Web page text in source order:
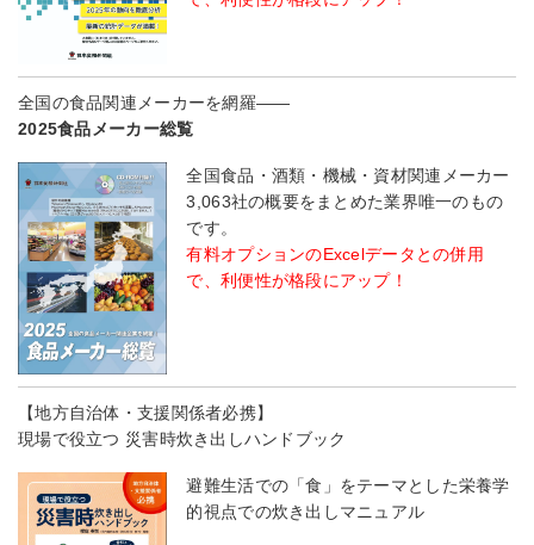
全国の食品関連メーカーを網羅――
2025食品メーカー総覧
全国食品・酒類・機械・資材関連メーカー
3,063社の概要をまとめた業界唯一のもの
です。
有料オプションのExcelデータとの併用
で、利便性が格段にアップ！
【地方自治体・支援関係者必携】
現場で役立つ 災害時炊き出しハンドブック
避難生活での「食」をテーマとした栄養学
的視点での炊き出しマニュアル